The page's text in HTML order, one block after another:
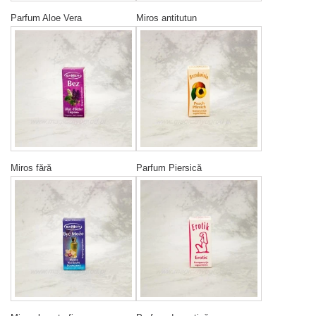
Parfum Aloe Vera Miros antitutun
Miros fără Parfum Piersică